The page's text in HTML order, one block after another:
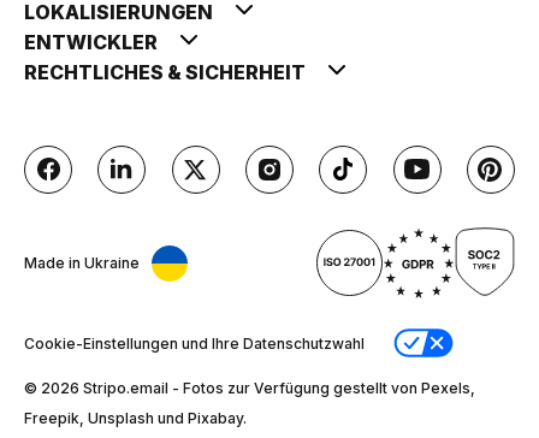
LOKALISIERUNGEN
ENTWICKLER
RECHTLICHES & SICHERHEIT
Made in Ukraine
Cookie-Einstellungen und Ihre Datenschutzwahl
© 2026 Stripо.email - Fotos zur Verfügung gestellt von Pexels,
Freepik, Unsplash und Pixabay.